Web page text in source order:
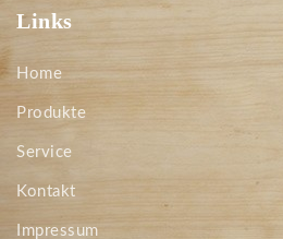
Links
Home
Produkte
Service
Kontakt
Impressum